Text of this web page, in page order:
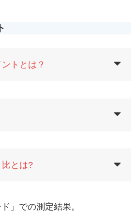
トとは？
とは?
」での測定結果。